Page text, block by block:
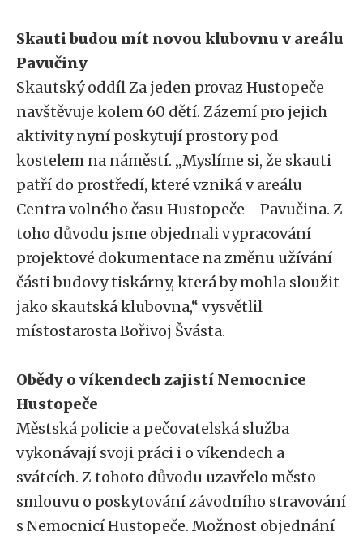
Skauti budou mít novou klubovnu v areálu
Pavučiny
Skautský oddíl Za jeden provaz Hustopeče
navštěvuje kolem 60 dětí. Zázemí pro jejich
aktivity nyní poskytují prostory pod
kostelem na náměstí. „Myslíme si, že skauti
patří do prostředí, které vzniká v areálu
Centra volného času Hustopeče - Pavučina. Z
toho důvodu jsme objednali vypracování
projektové dokumentace na změnu užívání
části budovy tiskárny, která by mohla sloužit
jako skautská klubovna,“ vysvětlil
místostarosta Bořivoj Švásta.
Obědy o víkendech zajistí Nemocnice
Hustopeče
Městská policie a pečovatelská služba
vykonávají svoji práci i o víkendech a
svátcích. Z tohoto důvodu uzavřelo město
smlouvu o poskytování závodního stravování
s Nemocnicí Hustopeče. Možnost objednání